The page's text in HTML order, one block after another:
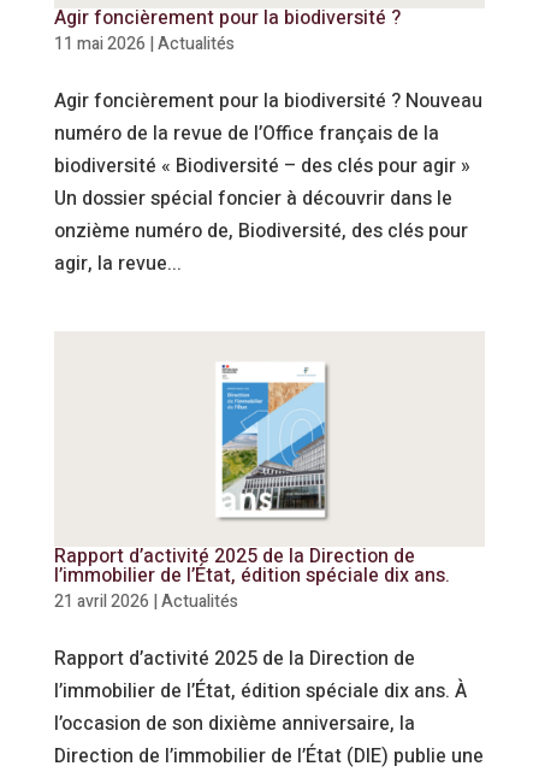
Agir foncièrement pour la biodiversité ?
11 mai 2026 |Actualités
Agir foncièrement pour la biodiversité ? Nouveau
numéro de la revue de l’Office français de la
biodiversité « Biodiversité – des clés pour agir »
Un dossier spécial foncier à découvrir dans le
onzième numéro de, Biodiversité, des clés pour
agir, la revue...
Rapport d’activité 2025 de la Direction de
l’immobilier de l’État, édition spéciale dix ans.
21 avril 2026 |Actualités
Rapport d’activité 2025 de la Direction de
l’immobilier de l’État, édition spéciale dix ans. À
l’occasion de son dixième anniversaire, la
Direction de l’immobilier de l’État (DIE) publie une